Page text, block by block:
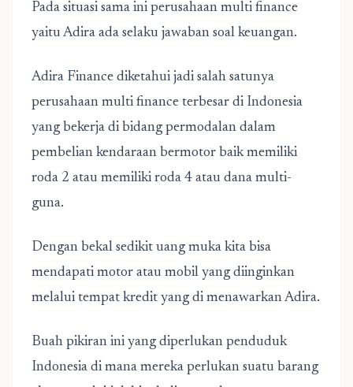
Pada situasi sama ini perusahaan multi finance
yaitu Adira ada selaku jawaban soal keuangan.
Adira Finance diketahui jadi salah satunya
perusahaan multi finance terbesar di Indonesia
yang bekerja di bidang permodalan dalam
pembelian kendaraan bermotor baik memiliki
roda 2 atau memiliki roda 4 atau dana multi-
guna.
Dengan bekal sedikit uang muka kita bisa
mendapati motor atau mobil yang diinginkan
melalui tempat kredit yang di menawarkan Adira.
Buah pikiran ini yang diperlukan penduduk
Indonesia di mana mereka perlukan suatu barang